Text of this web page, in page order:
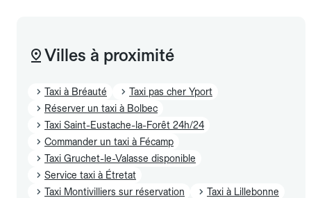
Villes à proximité
Taxi à Bréauté
Taxi pas cher Yport
Réserver un taxi à Bolbec
Taxi Saint-Eustache-la-Forêt 24h/24
Commander un taxi à Fécamp
Taxi Gruchet-le-Valasse disponible
Service taxi à Étretat
Taxi Montivilliers sur réservation
Taxi à Lillebonne